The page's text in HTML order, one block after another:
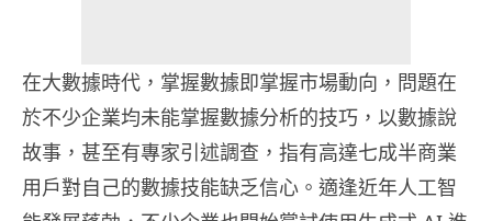
在大數據時代，掌握數據即掌握市場動向，問題在
於不少企業均未能掌握數據分析的技巧，以數據說
故事，甚至有專家引述調查，指有高達七成半商業
用戶對自己的數據技能缺乏信心。適逢近年人工智